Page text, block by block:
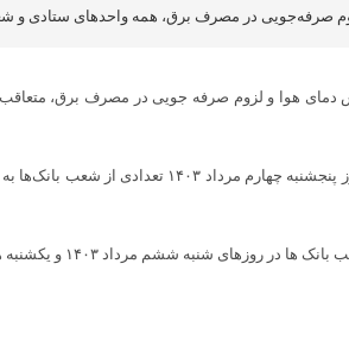
صرفه‌جویی در مصرف برق، همه واحدهای ستادی و
دمای هوا و لزوم صرفه جویی در مصرف برق،
یکشنبه هفتم مرداد ۱۴۰۳ نیز تا ساعت ۱۱ خواهد بود.